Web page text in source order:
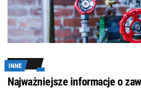
INNE
Najważniejsze informacje o